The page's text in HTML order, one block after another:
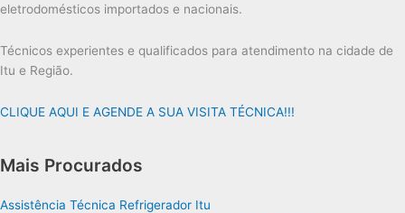
eletrodomésticos importados e nacionais.
Técnicos experientes e qualificados para atendimento na cidade de
Itu e Região.
CLIQUE AQUI E AGENDE A SUA VISITA TÉCNICA!!!
Mais Procurados
Assistência Técnica Refrigerador Itu